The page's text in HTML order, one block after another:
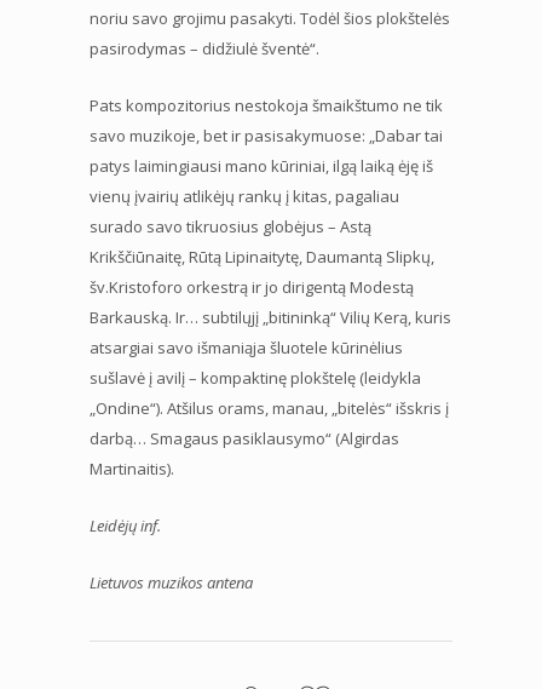
noriu savo grojimu pasakyti. Todėl šios plokštelės
pasirodymas – didžiulė šventė“.
Pats kompozitorius nestokoja šmaikštumo ne tik
savo muzikoje, bet ir pasisakymuose: „Dabar tai
patys laimingiausi mano kūriniai, ilgą laiką ėję iš
vienų įvairių atlikėjų rankų į kitas, pagaliau
surado savo tikruosius globėjus – Astą
Krikščiūnaitę, Rūtą Lipinaitytę, Daumantą Slipkų,
šv.Kristoforo orkestrą ir jo dirigentą Modestą
Barkauską. Ir… subtilųjį „bitininką“ Vilių Kerą, kuris
atsargiai savo išmaniąja šluotele kūrinėlius
sušlavė į avilį – kompaktinę plokštelę (leidykla
„Ondine“). Atšilus orams, manau, „bitelės“ išskris į
darbą… Smagaus pasiklausymo“ (Algirdas
Martinaitis).
Leidėjų inf.
Lietuvos muzikos antena